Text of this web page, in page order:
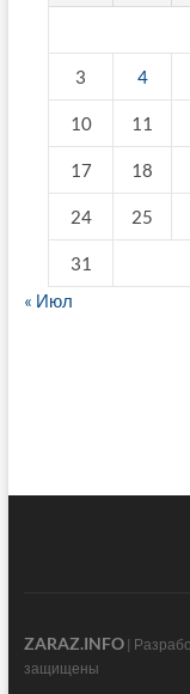
3 4
10 11
17 18
24 25
31
« Июл
ZARAZ.INFO|
защищены